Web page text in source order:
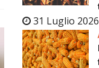
31 Luglio 2026